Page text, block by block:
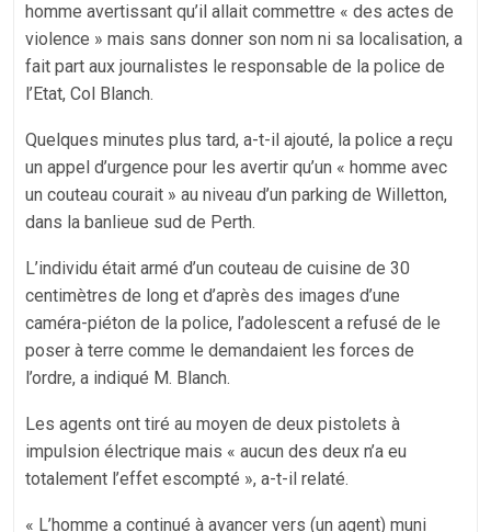
homme avertissant qu’il allait commettre « des actes de
violence » mais sans donner son nom ni sa localisation, a
fait part aux journalistes le responsable de la police de
l’Etat, Col Blanch.
Quelques minutes plus tard, a-t-il ajouté, la police a reçu
un appel d’urgence pour les avertir qu’un « homme avec
un couteau courait » au niveau d’un parking de Willetton,
dans la banlieue sud de Perth.
L’individu était armé d’un couteau de cuisine de 30
centimètres de long et d’après des images d’une
caméra-piéton de la police, l’adolescent a refusé de le
poser à terre comme le demandaient les forces de
l’ordre, a indiqué M. Blanch.
Les agents ont tiré au moyen de deux pistolets à
impulsion électrique mais « aucun des deux n’a eu
totalement l’effet escompté », a-t-il relaté.
« L’homme a continué à avancer vers (un agent) muni